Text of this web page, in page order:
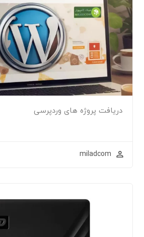
دریافت پروژه های وردپرسی
miladcom